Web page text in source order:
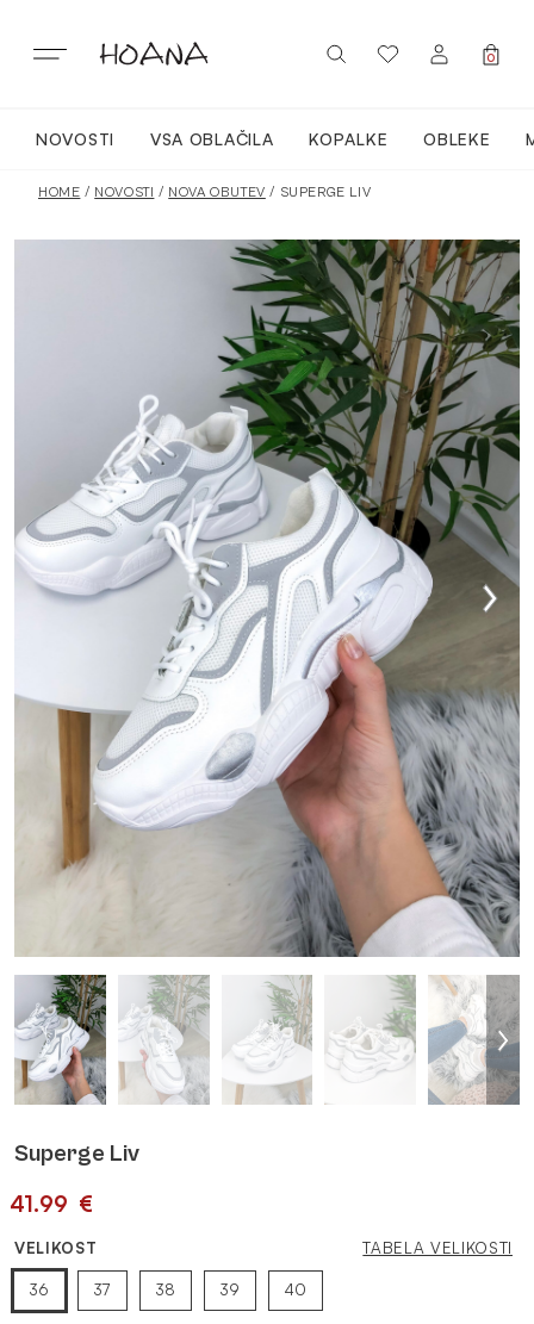
content
PRIJAVA / REGISTRACIJA
0
NOVOSTI VSA OBLAČILA KOPALKE OBLEKE
ACTIVEWEAR
MAJICE & TOPI
KOMPLETI TRENIRK
OBUTEV
DODATKI
HOME / NOVOSTI / NOVA OBUTEV / SUPERGE LIV
Superge Liv
41.99 €
VELIKOST TABELA VELIKOSTI
36 37 38 39 40